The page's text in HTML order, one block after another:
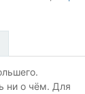
ни о чём. Для